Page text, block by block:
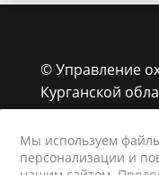
© Управление
Курганской
г. Курган, ул.
8 (3522) 43-39-33
Мы используем
персонализации и